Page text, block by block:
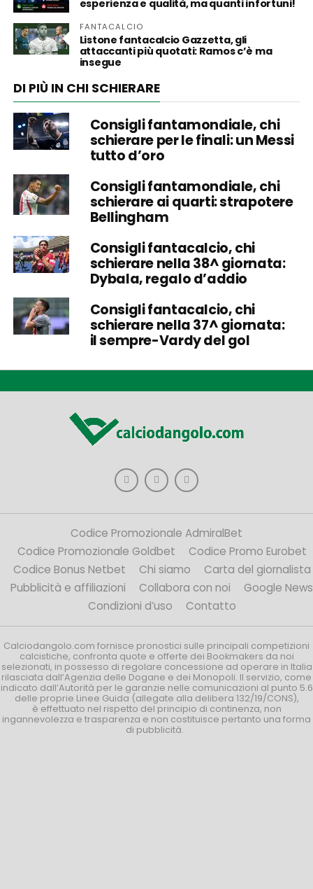
esperienza e qualità, ma quanti infortuni!
FANTACALCIO
Listone fantacalcio Gazzetta, gli
attaccanti più quotati: Ramos c’è ma
insegue
DI PIÙ IN CHI SCHIERARE
Consigli fantamondiale, chi
schierare per le finali: un Messi
tutto d’oro
Consigli fantamondiale, chi
schierare ai quarti: strapotere
Bellingham
Consigli fantacalcio, chi
schierare nella 38^ giornata:
Dybala, regalo d’addio
Consigli fantacalcio, chi
schierare nella 37^ giornata:
il sempre-Vardy del gol
Codice Promozionale AdmiralBet
Codice Promozionale Goldbet
Codice Promo Eurobet
Codice Bonus Netbet
Chi siamo
Carta del giornalista
Pubblicità e affiliazioni
Collabora con noi
Google News
Condizioni d’uso
Contatto
Calciodangolo.com fornisce pronostici sulle principali competizioni
calcistiche, confronta quote e offerte dei Bookmakers da noi
selezionati, in possesso di regolare concessione ad operare in Italia
rilasciata dall’Agenzia delle Dogane e dei Monopoli. Il servizio, come
indicato dall’Autorità per le garanzie nelle comunicazioni al punto 5.6
delle proprie Linee Guida (allegate alla delibera 132/19/CONS),
è effettuato nel rispetto del principio di continenza, non
ingannevolezza e trasparenza e non costituisce pertanto una forma
di pubblicità.